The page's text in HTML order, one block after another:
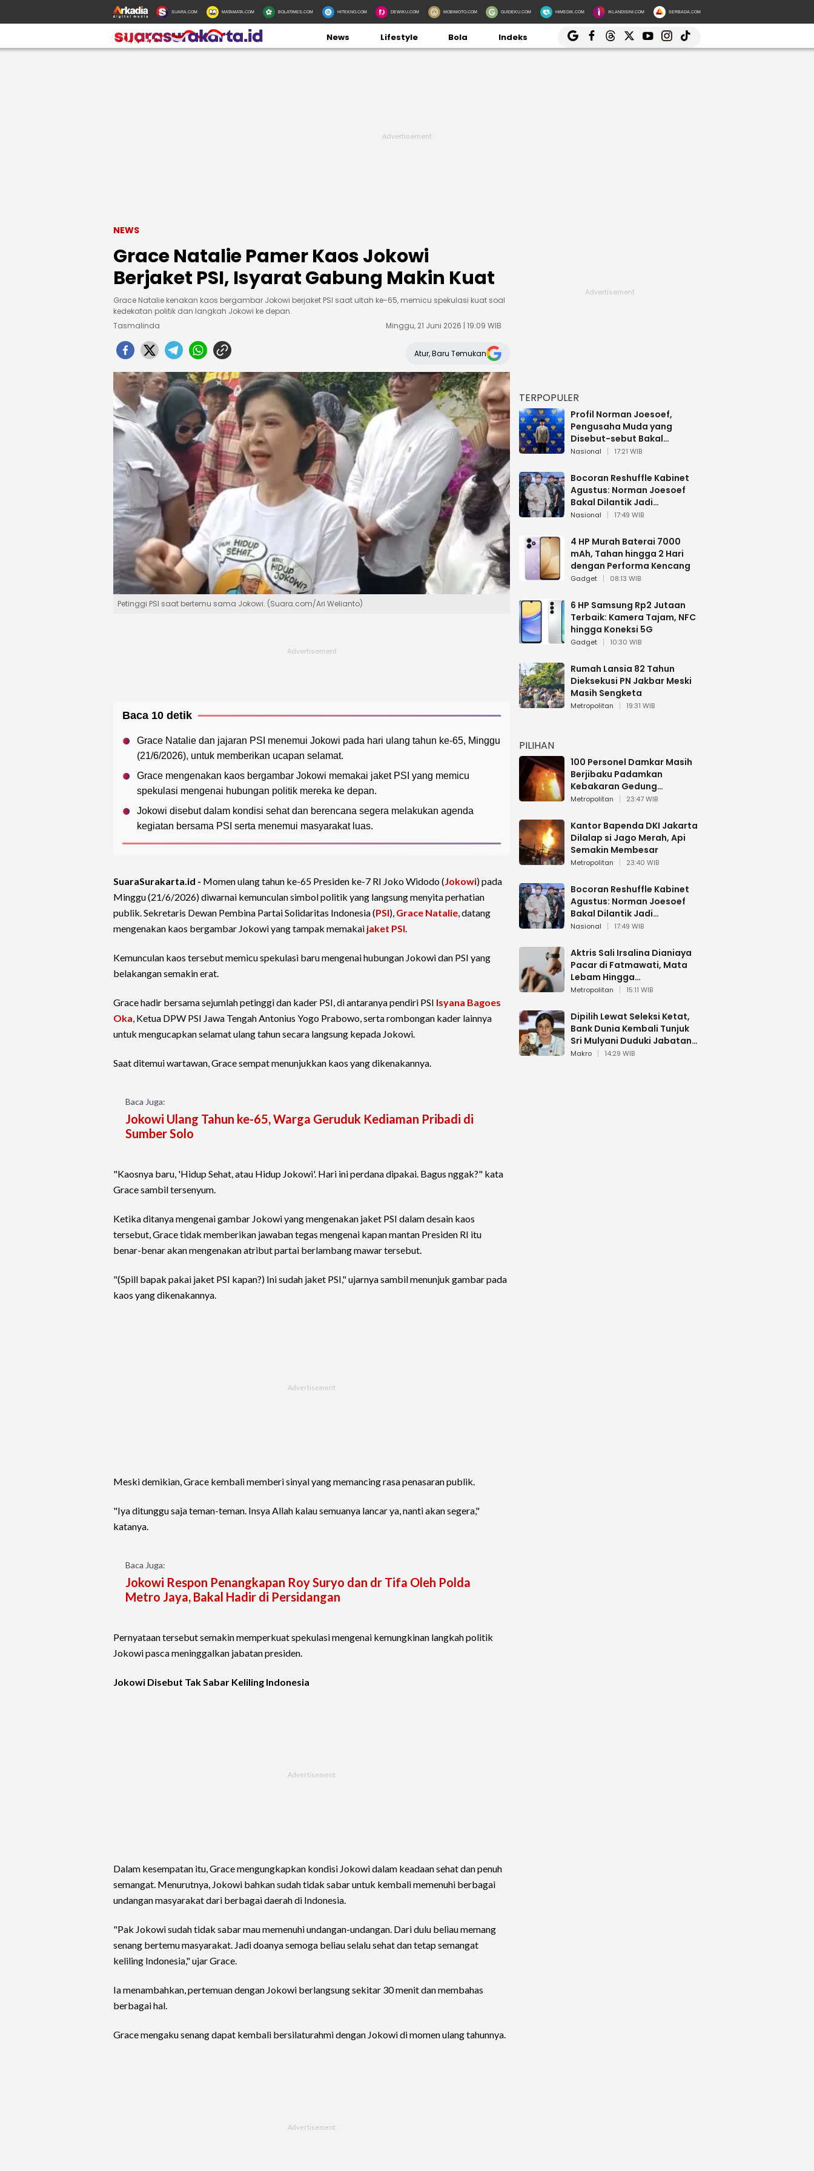
SUARA.COM MATAMATA.COM BOLATIMES.COM HITEKNO.COM DEWIKU.COM MOBIMOTO.COM GUIDEKU.COM HIMEDIK.COM IKLANDISINI.COM SERBADA.COM
News Lifestyle Bola Indeks
NEWS
Grace Natalie Pamer Kaos Jokowi
Berjaket PSI, Isyarat Gabung Makin Kuat
Grace Natalie kenakan kaos bergambar Jokowi berjaket PSI saat ultah ke-65, memicu spekulasi kuat soal
kedekatan politik dan langkah Jokowi ke depan.
Tasmalinda
Minggu, 21 Juni 2026 | 19:09 WIB
Atur, Baru Temukan
Petinggi PSI saat bertemu sama Jokowi. (Suara.com/Ari Welianto)
Baca 10 detik
Grace Natalie dan jajaran PSI menemui Jokowi pada hari ulang tahun ke-65, Minggu
(21/6/2026), untuk memberikan ucapan selamat.
Grace mengenakan kaos bergambar Jokowi memakai jaket PSI yang memicu
spekulasi mengenai hubungan politik mereka ke depan.
Jokowi disebut dalam kondisi sehat dan berencana segera melakukan agenda
kegiatan bersama PSI serta menemui masyarakat luas.
SuaraSurakarta.id - Momen ulang tahun ke-65 Presiden ke-7 RI Joko Widodo (Jokowi) pada
Minggu (21/6/2026) diwarnai kemunculan simbol politik yang langsung menyita perhatian
publik. Sekretaris Dewan Pembina Partai Solidaritas Indonesia (PSI), Grace Natalie, datang
mengenakan kaos bergambar Jokowi yang tampak memakai jaket PSI.
Kemunculan kaos tersebut memicu spekulasi baru mengenai hubungan Jokowi dan PSI yang
belakangan semakin erat.
Grace hadir bersama sejumlah petinggi dan kader PSI, di antaranya pendiri PSI Isyana Bagoes
Oka, Ketua DPW PSI Jawa Tengah Antonius Yogo Prabowo, serta rombongan kader lainnya
untuk mengucapkan selamat ulang tahun secara langsung kepada Jokowi.
Saat ditemui wartawan, Grace sempat menunjukkan kaos yang dikenakannya.
Baca Juga:
Jokowi Ulang Tahun ke-65, Warga Geruduk Kediaman Pribadi di
Sumber Solo
"Kaosnya baru, 'Hidup Sehat, atau Hidup Jokowi'. Hari ini perdana dipakai. Bagus nggak?" kata
Grace sambil tersenyum.
Ketika ditanya mengenai gambar Jokowi yang mengenakan jaket PSI dalam desain kaos
tersebut, Grace tidak memberikan jawaban tegas mengenai kapan mantan Presiden RI itu
benar-benar akan mengenakan atribut partai berlambang mawar tersebut.
"(Spill bapak pakai jaket PSI kapan?) Ini sudah jaket PSI," ujarnya sambil menunjuk gambar pada
kaos yang dikenakannya.
Meski demikian, Grace kembali memberi sinyal yang memancing rasa penasaran publik.
"Iya ditunggu saja teman-teman. Insya Allah kalau semuanya lancar ya, nanti akan segera,"
katanya.
Baca Juga:
Jokowi Respon Penangkapan Roy Suryo dan dr Tifa Oleh Polda
Metro Jaya, Bakal Hadir di Persidangan
Pernyataan tersebut semakin memperkuat spekulasi mengenai kemungkinan langkah politik
Jokowi pasca meninggalkan jabatan presiden.
Jokowi Disebut Tak Sabar Keliling Indonesia
Dalam kesempatan itu, Grace mengungkapkan kondisi Jokowi dalam keadaan sehat dan penuh
semangat. Menurutnya, Jokowi bahkan sudah tidak sabar untuk kembali memenuhi berbagai
undangan masyarakat dari berbagai daerah di Indonesia.
"Pak Jokowi sudah tidak sabar mau memenuhi undangan-undangan. Dari dulu beliau memang
senang bertemu masyarakat. Jadi doanya semoga beliau selalu sehat dan tetap semangat
keliling Indonesia," ujar Grace.
Ia menambahkan, pertemuan dengan Jokowi berlangsung sekitar 30 menit dan membahas
berbagai hal.
Grace mengaku senang dapat kembali bersilaturahmi dengan Jokowi di momen ulang tahunnya.
TERPOPULER
Profil Norman Joesoef,
Pengusaha Muda yang
Disebut-sebut Bakal
Dilantik Jadi Wamenhan RI
Nasional 17:21 WIB
Bocoran Reshuffle Kabinet
Agustus: Norman Joesoef
Bakal Dilantik Jadi
Wamenhan RI
Nasional 17:49 WIB
4 HP Murah Baterai 7000
mAh, Tahan hingga 2 Hari
dengan Performa Kencang
Gadget 08:13 WIB
6 HP Samsung Rp2 Jutaan
Terbaik: Kamera Tajam, NFC
hingga Koneksi 5G
Gadget 10:30 WIB
Rumah Lansia 82 Tahun
Dieksekusi PN Jakbar Meski
Masih Sengketa
Metropolitan 19:31 WIB
PILIHAN
100 Personel Damkar Masih
Berjibaku Padamkan
Kebakaran Gedung
Bapenda DKI
Metropolitan 23:47 WIB
Kantor Bapenda DKI Jakarta
Dilalap si Jago Merah, Api
Semakin Membesar
Metropolitan 23:40 WIB
Bocoran Reshuffle Kabinet
Agustus: Norman Joesoef
Bakal Dilantik Jadi
Wamenhan RI
Nasional 17:49 WIB
Aktris Sali Irsalina Dianiaya
Pacar di Fatmawati, Mata
Lebam Hingga
Diselamatkan Polantas
Metropolitan 15:11 WIB
Dipilih Lewat Seleksi Ketat,
Bank Dunia Kembali Tunjuk
Sri Mulyani Duduki Jabatan
Strategis
Makro 14:29 WIB